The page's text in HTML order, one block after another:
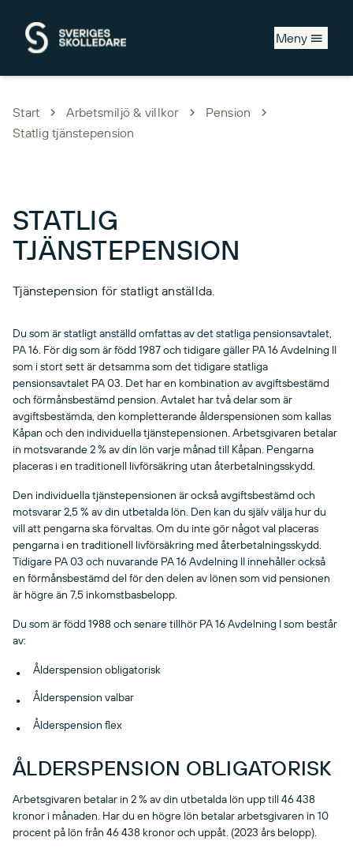
Meny
Start Arbetsmiljö & villkor
Pension
Statlig tjänstepension
STATLIG
TJÄNSTEPENSION
Tjänstepension för statligt anställda.
Du som är statligt anställd omfattas av det statliga pensionsavtalet,
PA 16. För dig som är född 1987 och tidigare gäller PA 16 Avdelning II
som i stort sett är detsamma som det tidigare statliga
pensionsavtalet PA 03. Det har en kombination av avgiftsbestämd
och förmånsbestämd pension. Avtalet har två delar som är
avgiftsbestämda, den kompletterande ålderspensionen som kallas
Kåpan och den individuella tjänstepensionen. Arbetsgivaren betalar
in motsvarande 2 % av din lön varje månad till Kåpan. Pengarna
placeras i en traditionell livförsäkring utan återbetalningsskydd.
Den individuella tjänstepensionen är också avgiftsbestämd och
motsvarar 2,5 % av din utbetalda lön. Den kan du själv välja hur du
vill att pengarna ska förvaltas. Om du inte gör något val placeras
pengarna i en traditionell livförsäkring med återbetalningsskydd.
Tidigare PA 03 och nuvarande PA 16 Avdelning II innehåller också
en förmånsbestämd del för den delen av lönen som vid pensionen
är högre än 7,5 inkomstbasbelopp.
Du som är född 1988 och senare tillhör PA 16 Avdelning I som består
av:
Ålderspension obligatorisk
Ålderspension valbar
Ålderspension flex
ÅLDERSPENSION OBLIGATORISK
Arbetsgivaren betalar in 2 % av din utbetalda lön upp till 46 438
kronor i månaden. Har du en högre lön betalar arbetsgivaren in 10
procent på lön från 46 438 kronor och uppåt. (2023 års belopp).